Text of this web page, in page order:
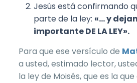
Jesús está confirmando
parte de la ley: «… y
importante DE LA LEY».
Para que ese versículo de
a usted, estimado lector,
la ley de Moisés, que es la